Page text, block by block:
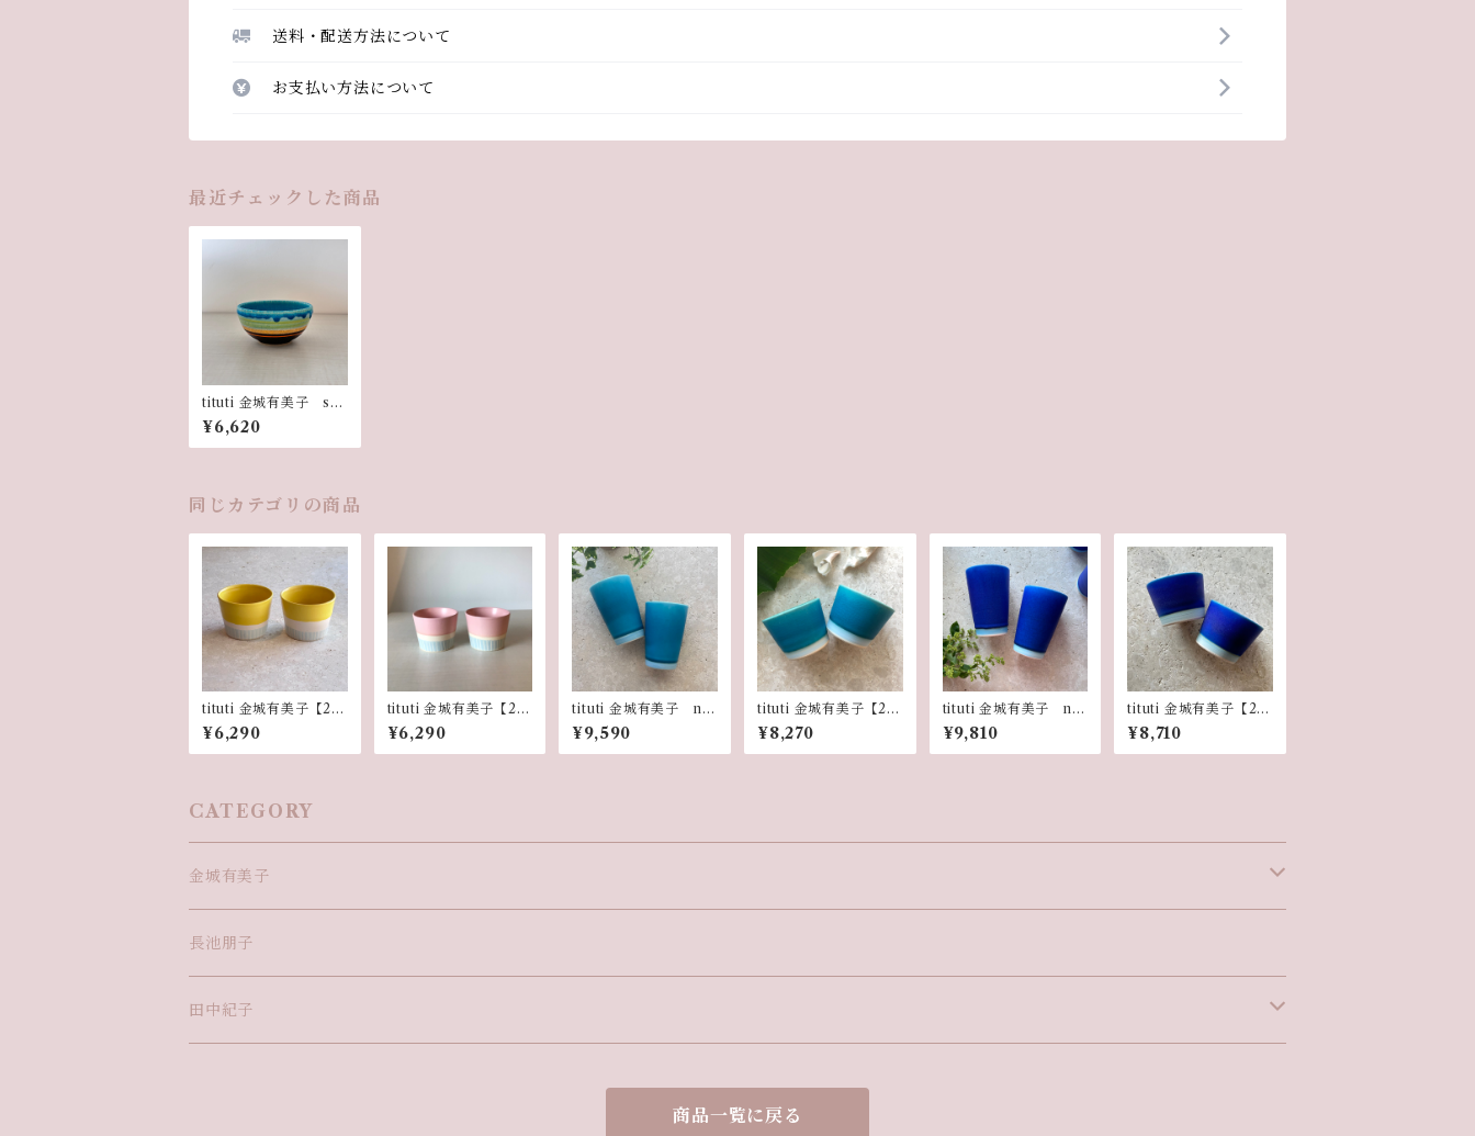
送料・配送方法について
お支払い方法について
最近チェックした商品
tituti 金城有美子 su
nsetフリーボウル 12
cm
¥6,620
同じカテゴリの商品
tituti 金城有美子【2個
セット】miniカップ
きいろ
¥6,290
tituti 金城有美子【2個
セット】miniカップ
ピンク
¥6,290
tituti 金城有美子 ne
wトールカップ サンゴ
ブルー【2個セット】
¥9,590
tituti 金城有美子【2個
セット】miniカップ
サンゴブルー
¥8,270
tituti 金城有美子 ne
wトールカップ ブルー
シェル【2個セット】
¥9,810
tituti 金城有美子【2個
セット】miniカップ
ブルーシェル
¥8,710
CATEGORY
金城有美子
カップ
お皿
長池朋子
田中紀子
商品一覧に戻る